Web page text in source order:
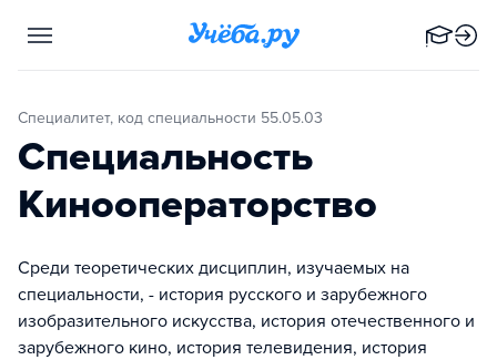
Специалитет, код специальности 55.05.03
Специальность
Кинооператорство
Среди теоретических дисциплин, изучаемых на
специальности, - история русского и зарубежного
изобразительного искусства, история отечественного и
зарубежного кино, история телевидения, история